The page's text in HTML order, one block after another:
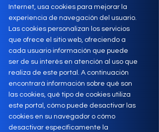
Internet, usa cookies para mejorar la
experiencia de navegación del usuario.
Las cookies personalizan los servicios
que ofrece el sitio web, ofreciendo a
cada usuario información que puede
ser de su interés en atención al uso que
realiza de este portal. A continuación
encontrará información sobre qué son
las cookies, qué tipo de cookies utiliza
este portal, cómo puede desactivar las
cookies en su navegador o cómo
desactivar específicamente la